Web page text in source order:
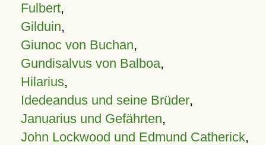
Fulbert,
Gilduin,
Giunoc von Buchan,
Gundisalvus von Balboa,
Hilarius,
Idedeandus und seine Brüder,
Januarius und Gefährten,
John Lockwood und Edmund Catherick,